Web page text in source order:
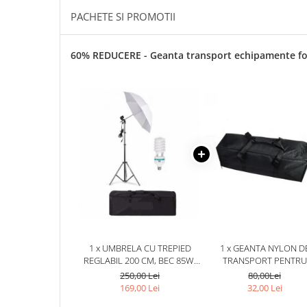
PACHETE SI PROMOTII
60% REDUCERE - Geanta transport echipamente
1 x UMBRELA CU TREPIED
REGLABIL 200 CM, BEC 85W,
GEANTA DE TRANSPORT
INCLUSA
250,00 Lei
169,00 Lei
1 x GEANTA NYLON
TRANSPORT PENTRU
ECHIPAMENTE
STUDIO,DIMENSIUNI
80,00Lei
32,00 Lei